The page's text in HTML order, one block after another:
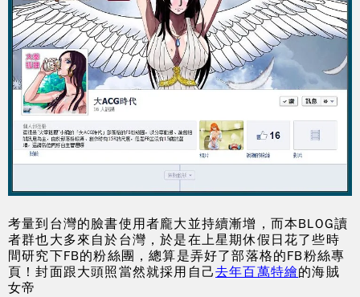
考量到台灣的臉書使用者龐大並持續漸增，而本BLOG讀
者群也大多來自於台灣，於是在上星期休假日花了些時
間研究下FB的粉絲團，總算是弄好了部落格的FB粉絲專
頁！封面跟大頭照當然就採用自己去年百萬特繪的海賊
女帝